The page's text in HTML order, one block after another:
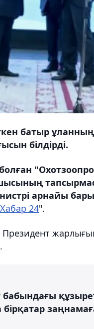
батыр
білдірді.
арнайы
Хабар 24".